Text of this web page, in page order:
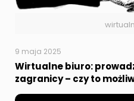
9 maja 2025
Wirtualne biuro:
zagranicy – czy to